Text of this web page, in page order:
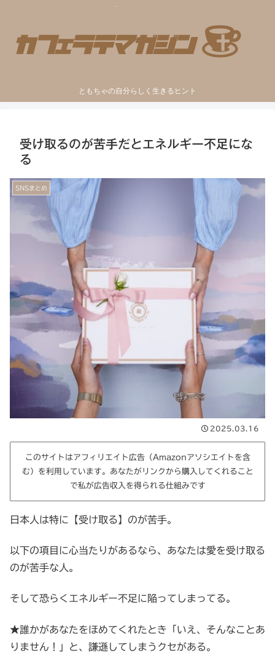
ともちゃの自分らしく生きるヒント
受け取るのが苦手だとエネルギー不足にな
る
SNSまとめ
2025.03.16
このサイトはアフィリエイト広告（Amazonアソシエイトを含
む）を利用しています。あなたがリンクから購入してくれること
で私が広告収入を得られる仕組みです
日本人は特に【受け取る】のが苦手。
以下の項目に心当たりがあるなら、あなたは愛を受け取る
のが苦手な人。
そして恐らくエネルギー不足に陥ってしまってる。
★誰かがあなたをほめてくれたとき「いえ、そんなことあ
りません！」と、謙遜してしまうクセがある。